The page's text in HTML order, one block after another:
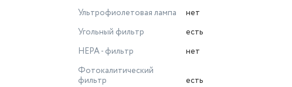
Ультрофиолетовая лампа
нет
Угольный фильтр
есть
НЕРА - фильтр
нет
Фотокалитический
фильтр
есть